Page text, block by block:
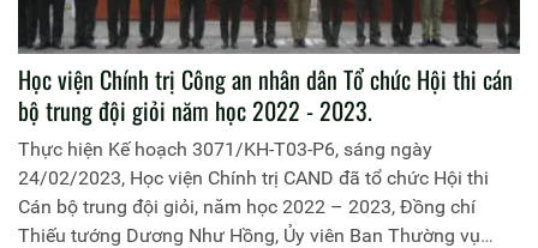
Học viện Chính trị Công an nhân dân Tổ chức Hội thi cán
bộ trung đội giỏi năm học 2022 - 2023.
Thực hiện Kế hoạch 3071/KH-T03-P6, sáng ngày
24/02/2023, Học viện Chính trị CAND đã tổ chức Hội thi
Cán bộ trung đội giỏi, năm học 2022 – 2023, Đồng chí
Thiếu tướng Dương Như Hồng, Ủy viên Ban Thường vụ